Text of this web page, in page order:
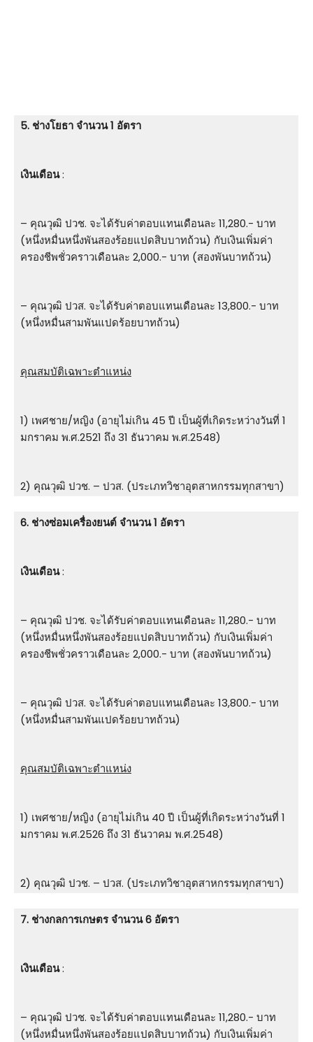
5. ช่างโยธา จำนวน 1 อัตรา
เงินเดือน:
– คุณวุฒิ ปวช. จะได้รับค่าตอบแทนเดือนละ 11,280.- บาท
(หนึ่งหมื่นหนึ่งพันสองร้อยแปดสิบบาทถ้วน) กับเงินเพิ่มค่า
ครองชีพชั่วคราวเดือนละ 2,000.- บาท (สองพันบาทถ้วน)
– คุณวุฒิ ปวส. จะได้รับค่าตอบแทนเดือนละ 13,800.- บาท
(หนึ่งหมื่นสามพันแปดร้อยบาทถ้วน)
คุณสมบัติเฉพาะตำแหน่ง
1) เพศชาย/หญิง (อายุไม่เกิน 45 ปี เป็นผู้ที่เกิดระหว่างวันที่ 1
มกราคม พ.ศ.2521 ถึง 31 ธันวาคม พ.ศ.2548)
2) คุณวุฒิ ปวช. – ปวส. (ประเภทวิชาอุตสาหกรรมทุกสาขา)
6. ช่างซ่อมเครื่องยนต์ จำนวน 1 อัตรา
เงินเดือน:
– คุณวุฒิ ปวช. จะได้รับค่าตอบแทนเดือนละ 11,280.- บาท
(หนึ่งหมื่นหนึ่งพันสองร้อยแปดสิบบาทถ้วน) กับเงินเพิ่มค่า
ครองชีพชั่วคราวเดือนละ 2,000.- บาท (สองพันบาทถ้วน)
– คุณวุฒิ ปวส. จะได้รับค่าตอบแทนเดือนละ 13,800.- บาท
(หนึ่งหมื่นสามพันแปดร้อยบาทถ้วน)
คุณสมบัติเฉพาะตำแหน่ง
1) เพศชาย/หญิง (อายุไม่เกิน 40 ปี เป็นผู้ที่เกิดระหว่างวันที่ 1
มกราคม พ.ศ.2526 ถึง 31 ธันวาคม พ.ศ.2548)
2) คุณวุฒิ ปวช. – ปวส. (ประเภทวิชาอุตสาหกรรมทุกสาขา)
7. ช่างกลการเกษตร จำนวน 6 อัตรา
เงินเดือน:
– คุณวุฒิ ปวช. จะได้รับค่าตอบแทนเดือนละ 11,280.- บาท
(หนึ่งหมื่นหนึ่งพันสองร้อยแปดสิบบาทถ้วน) กับเงินเพิ่มค่า